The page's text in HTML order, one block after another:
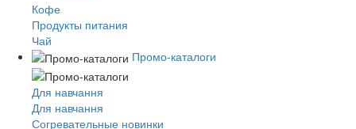
Кофе
Продукты питания
Чай
Промо-каталоги
Для навчання
Для навчання
Согревательные новинки